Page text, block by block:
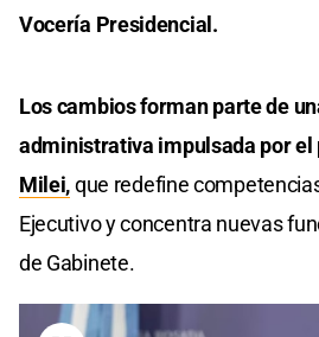
Vocería Presidencial.
Los cambios forman parte de
administrativa impulsada por
Milei,que redefine
Ejecutivo y concentra nuevas
de Gabinete.